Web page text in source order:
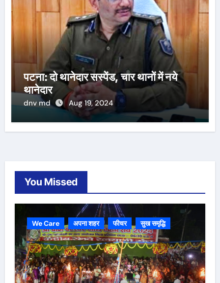
पटना: दो थानेदार सस्पेंड, चार थानों में नये
थानेदार
dnv md Aug 19, 2024
You Missed
We Care अपना शहर फीचर सुख समृद्धि